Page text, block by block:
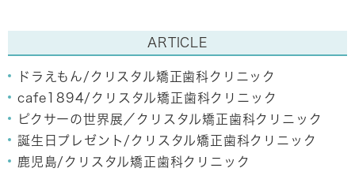
ARTICLE
ドラえもん/クリスタル矯正歯科クリニック
cafe1894/クリスタル矯正歯科クリニック
ピクサーの世界展／クリスタル矯正歯科クリニック
誕生日プレゼント/クリスタル矯正歯科クリニック
鹿児島/クリスタル矯正歯科クリニック